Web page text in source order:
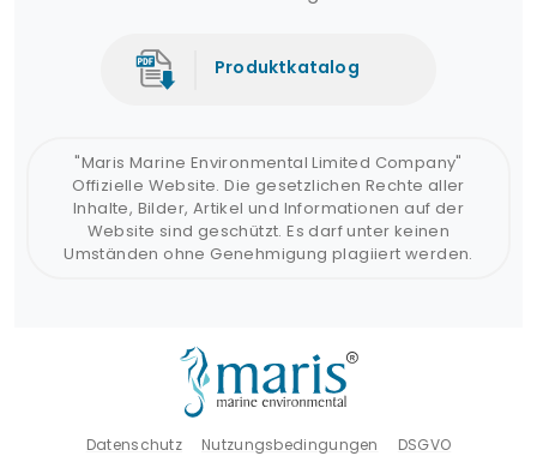
Produktkatalog
"Maris Marine Environmental Limited Company"
Offizielle Website. Die gesetzlichen Rechte aller
Inhalte, Bilder, Artikel und Informationen auf der
Website sind geschützt. Es darf unter keinen
Umständen ohne Genehmigung plagiiert werden.
Datenschutz Nutzungsbedingungen DSGVO